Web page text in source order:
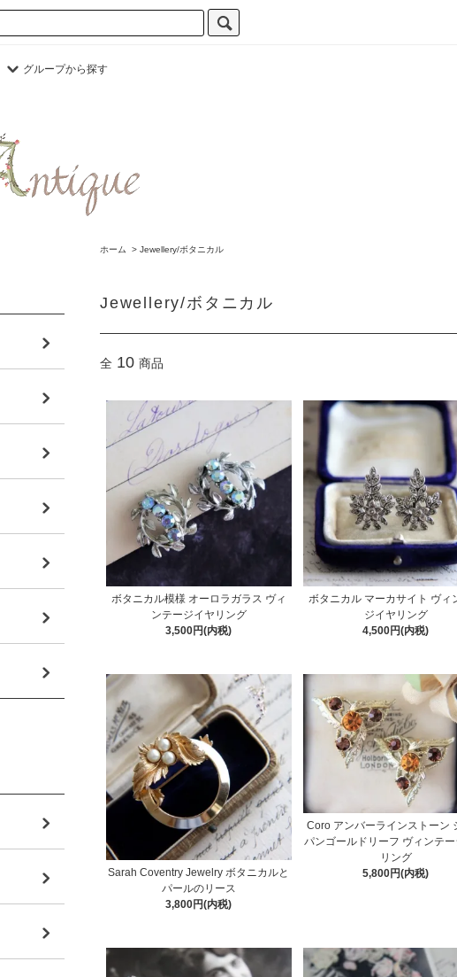
グループから探す
ホーム > Jewellery/ボタニカル
Jewellery/ボタニカル
全 10 商品
ボタニカル模様 オーロラガラス ヴィ
ンテージイヤリング
3,500円(内税)
ボタニカル マーカサイト ヴィ
ジイヤリング
4,500円(内税)
Sarah Coventry Jewelry ボタニカルと
パールのリース
3,800円(内税)
Coro アンバーラインストーン
パンゴールドリーフ ヴィンテ
リング
5,800円(内税)